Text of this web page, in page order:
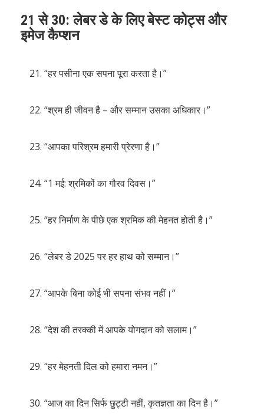
21 से 30: लेबर डे के लिए बेस्ट कोट्स और
इमेज कैप्शन
“हर पसीना एक सपना पूरा करता है।”
“श्रम ही जीवन है – और सम्मान उसका अधिकार।”
“आपका परिश्रम हमारी प्रेरणा है।”
“1 मई: श्रमिकों का गौरव दिवस।”
“हर निर्माण के पीछे एक श्रमिक की मेहनत होती है।”
“लेबर डे 2025 पर हर हाथ को सम्मान।”
“आपके बिना कोई भी सपना संभव नहीं।”
“देश की तरक्की में आपके योगदान को सलाम।”
“हर मेहनती दिल को हमारा नमन।”
“आज का दिन सिर्फ छुट्टी नहीं, कृतज्ञता का दिन है।”